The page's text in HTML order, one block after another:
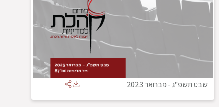
שבט תשפ"ג-פברואר 2023